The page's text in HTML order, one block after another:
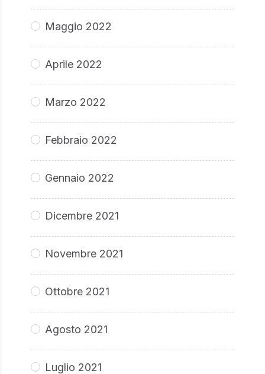
Maggio 2022
Aprile 2022
Marzo 2022
Febbraio 2022
Gennaio 2022
Dicembre 2021
Novembre 2021
Ottobre 2021
Agosto 2021
Luglio 2021